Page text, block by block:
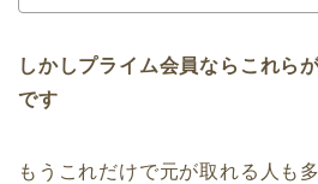
しかしプライム会員ならこれら
です
もうこれだけで元が取れる人も